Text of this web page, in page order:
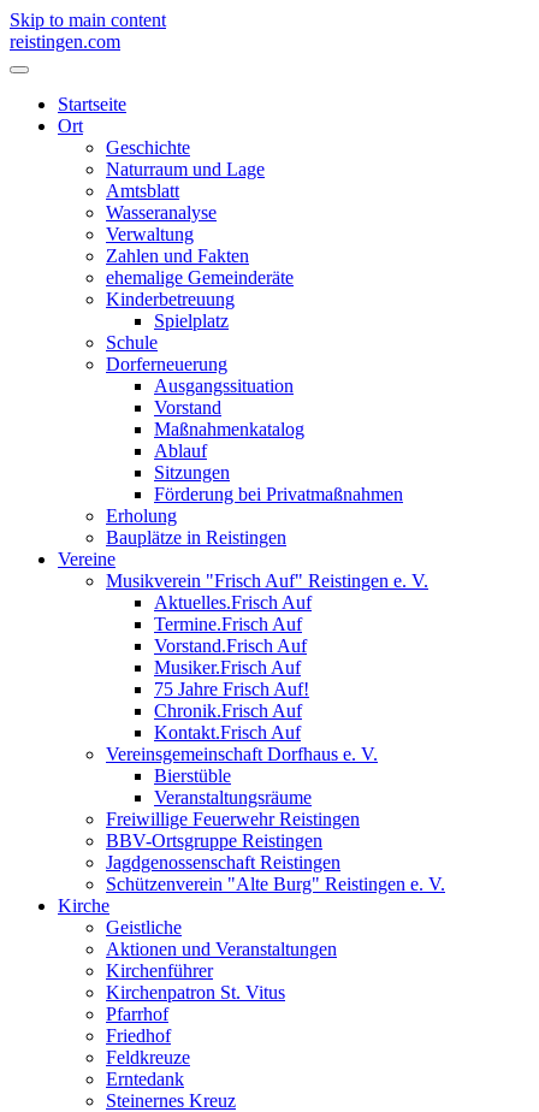
Skip to main content
reistingen.com
Startseite
Ort
Geschichte
Naturraum und Lage
Amtsblatt
Wasseranalyse
Verwaltung
Zahlen und Fakten
ehemalige Gemeinderäte
Kinderbetreuung
Spielplatz
Schule
Dorferneuerung
Ausgangssituation
Vorstand
Maßnahmenkatalog
Ablauf
Sitzungen
Förderung bei Privatmaßnahmen
Erholung
Bauplätze in Reistingen
Vereine
Musikverein "Frisch Auf" Reistingen e. V.
Aktuelles.Frisch Auf
Termine.Frisch Auf
Vorstand.Frisch Auf
Musiker.Frisch Auf
75 Jahre Frisch Auf!
Chronik.Frisch Auf
Kontakt.Frisch Auf
Vereinsgemeinschaft Dorfhaus e. V.
Bierstüble
Veranstaltungsräume
Freiwillige Feuerwehr Reistingen
BBV-Ortsgruppe Reistingen
Jagdgenossenschaft Reistingen
Schützenverein "Alte Burg" Reistingen e. V.
Kirche
Geistliche
Aktionen und Veranstaltungen
Kirchenführer
Kirchenpatron St. Vitus
Pfarrhof
Friedhof
Feldkreuze
Erntedank
Steinernes Kreuz